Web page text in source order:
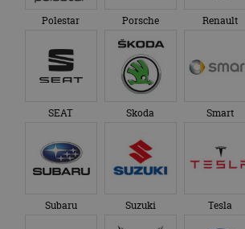
Polestar Porsche Renault
SEAT Skoda Smart
Subaru Suzuki Tesla